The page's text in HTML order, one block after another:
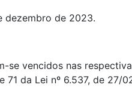
dezembro de 2023.
vencidos nas
da Lei nº 6.537, de 27/